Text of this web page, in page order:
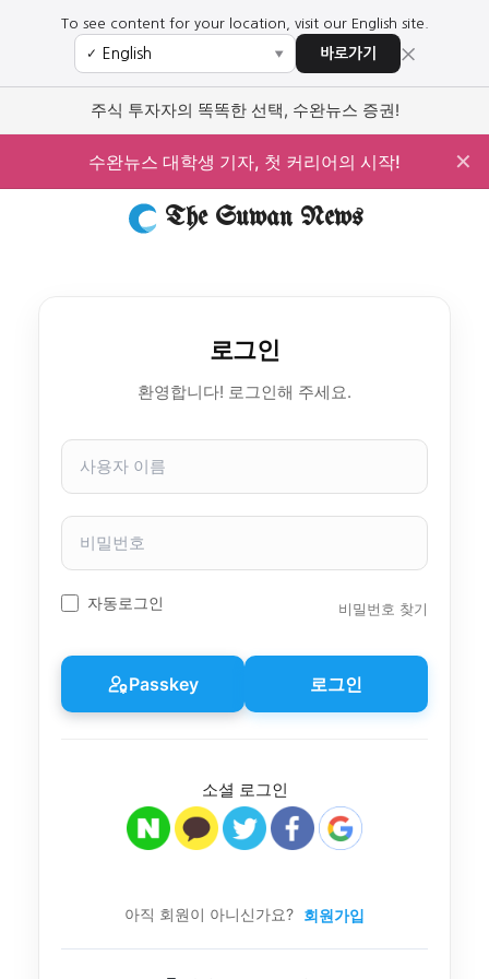
To see content for your location, visit our English site.
✓ ▼ 바로가기 ×
주식 투자자의 똑똑한 선택, 수완뉴스 증권!
수완뉴스 대학생 기자, 첫 커리어의 시작! ✕
The Suwan News
로그인
환영합니다! 로그인해 주세요.
사
자
이
비
번
호
자동로그인 비밀번호 찾기
Passkey 로그인
소셜 로그인
아직 회원이 아니신가요? 회원가입